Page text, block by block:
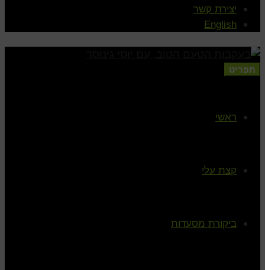
יצירת קשר
English
תפריט
ראשי
קצת עלי
ביקורת מסעדות